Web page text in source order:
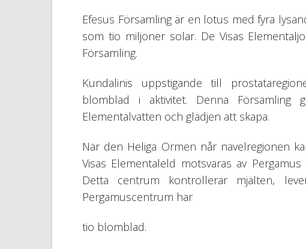
Efesus Församling är en lotus med fyra
som tio miljoner solar. De Visas
Församling.
Kundalinis uppstigande till
blomblad i aktivitet. Denna
Elementalvatten och glädjen att skapa.
När den Heliga Ormen når navelregionen
Visas Elementaleld motsvaras av
Detta centrum kontrollerar mjälten,
Pergamuscentrum har
tio blomblad.